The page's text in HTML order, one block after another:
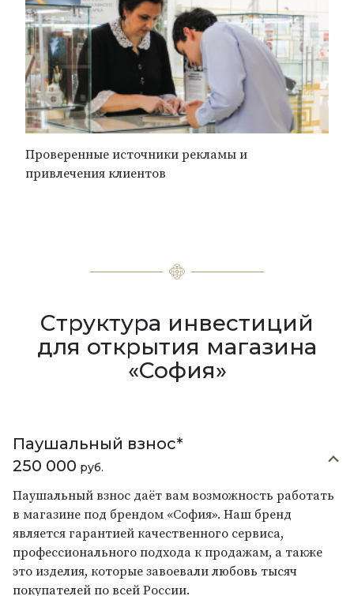
Проверенные источники рекламы и
привлечения клиентов
Структура инвестиций
для открытия магазина
«София»
Паушальный взнос*
250 000 руб.
Паушальный взнос даёт вам возможность работать
в магазине под брендом «София». Наш бренд
является гарантией качественного сервиса,
профессионального подхода к продажам, а также
это изделия, которые завоевали любовь тысяч
покупателей по всей России.